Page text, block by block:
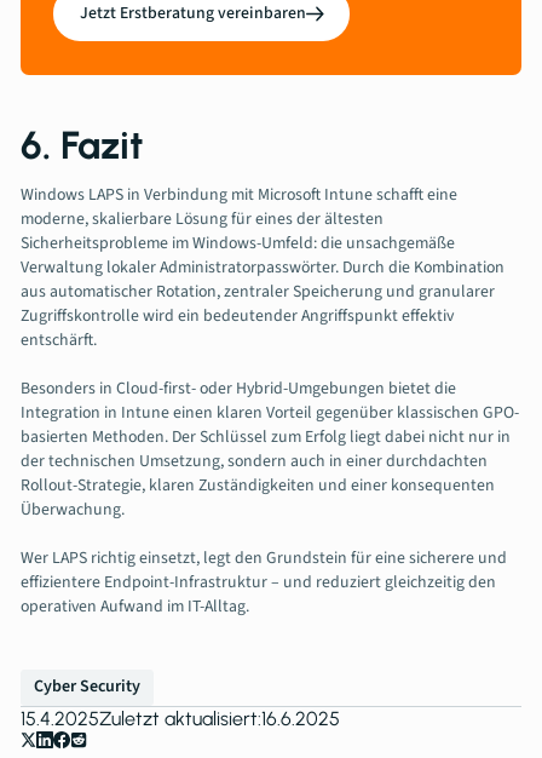
Jetzt Erstberatung vereinbaren
6. Fazit
Windows LAPS in Verbindung mit Microsoft Intune schafft eine
moderne, skalierbare Lösung für eines der ältesten
Sicherheitsprobleme im Windows-Umfeld: die unsachgemäße
Verwaltung lokaler Administratorpasswörter. Durch die Kombination
aus automatischer Rotation, zentraler Speicherung und granularer
Zugriffskontrolle wird ein bedeutender Angriffspunkt effektiv
entschärft.
Besonders in Cloud-first- oder Hybrid-Umgebungen bietet die
Integration in Intune einen klaren Vorteil gegenüber klassischen GPO-
basierten Methoden. Der Schlüssel zum Erfolg liegt dabei nicht nur in
der technischen Umsetzung, sondern auch in einer durchdachten
Rollout-Strategie, klaren Zuständigkeiten und einer konsequenten
Überwachung.
Wer LAPS richtig einsetzt, legt den Grundstein für eine sicherere und
effizientere Endpoint-Infrastruktur – und reduziert gleichzeitig den
operativen Aufwand im IT-Alltag.
Cyber Security
15.4.2025Zuletzt aktualisiert:16.6.2025